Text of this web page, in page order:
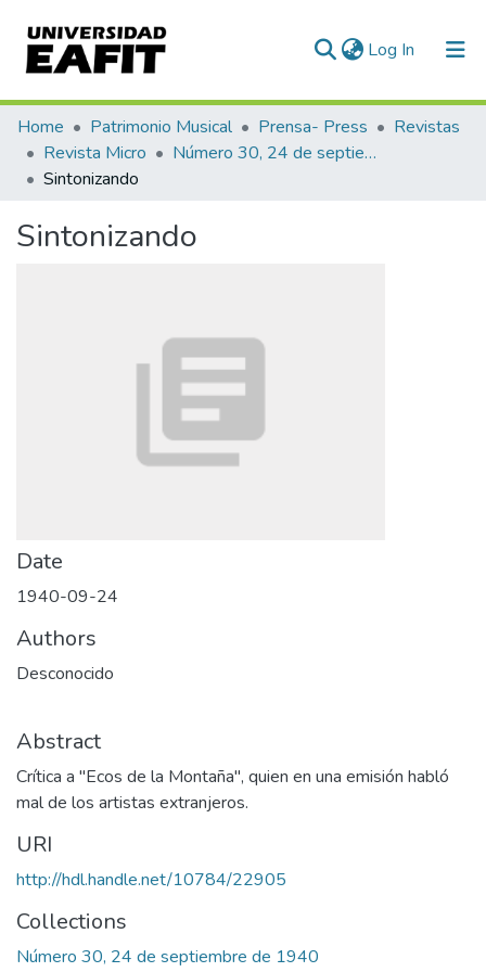
Log In (current)
Communities & Collections
All of DSpace
Home Patrimonio Musical Prensa- Press
Revistas
Revista Micro
Número 30, 24 de septiembre de 1940
Sintonizando
Sintonizando
Date
1940-09-24
Authors
Desconocido
Abstract
Crítica a "Ecos de la Montaña", quien en una emisión habló
mal de los artistas extranjeros.
URI
http://hdl.handle.net/10784/22905
Collections
Número 30, 24 de septiembre de 1940